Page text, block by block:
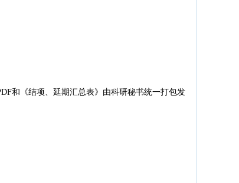
和《结项、延期汇总表》由科研秘书统一打包发